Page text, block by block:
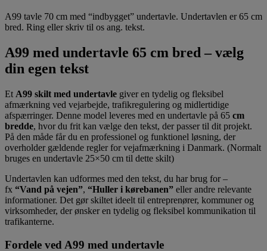
A99 tavle 70 cm med “indbygget” undertavle. Undertavlen er 65 cm
bred. Ring eller skriv til os ang. tekst.
A99 med undertavle 65 cm bred – vælg
din egen tekst
Et A99 skilt med undertavle giver en tydelig og fleksibel
afmærkning ved vejarbejde, trafikregulering og midlertidige
afspærringer. Denne model leveres med en undertavle på 65 cm
bredde, hvor du frit kan vælge den tekst, der passer til dit projekt.
På den måde får du en professionel og funktionel løsning, der
overholder gældende regler for vejafmærkning i Danmark. (Normalt
bruges en undertavle 25×50 cm til dette skilt)
Undertavlen kan udformes med den tekst, du har brug for –
fx “Vand på vejen”, “Huller i kørebanen” eller andre relevante
informationer. Det gør skiltet ideelt til entreprenører, kommuner og
virksomheder, der ønsker en tydelig og fleksibel kommunikation til
trafikanterne.
Fordele ved A99 med undertavle